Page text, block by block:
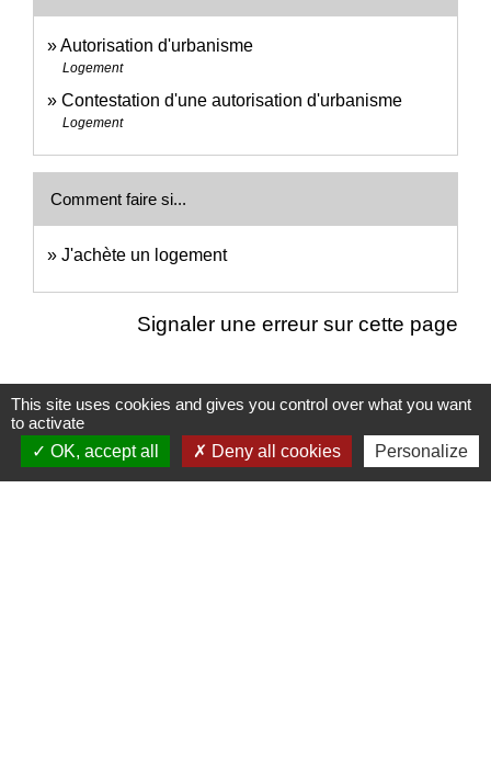
Autorisation d'urbanisme
Logement
Contestation d'une autorisation d'urbanisme
Logement
Comment faire si...
J'achète un logement
Signaler une erreur sur cette page
Nous contacter
This site uses cookies and gives you control over what you want
to activate
OK, accept all
Deny all cookies Personalize